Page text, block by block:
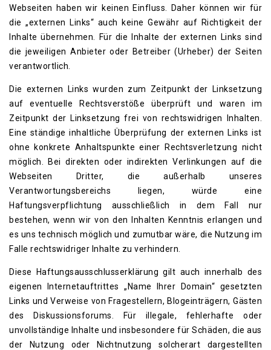
Webseiten haben wir keinen Einfluss. Daher können wir für
die „externen Links“ auch keine Gewähr auf Richtigkeit der
Inhalte übernehmen. Für die Inhalte der externen Links sind
die jeweiligen Anbieter oder Betreiber (Urheber) der Seiten
verantwortlich.
Die externen Links wurden zum Zeitpunkt der Linksetzung
auf eventuelle Rechtsverstöße überprüft und waren im
Zeitpunkt der Linksetzung frei von rechtswidrigen Inhalten.
Eine ständige inhaltliche Überprüfung der externen Links ist
ohne konkrete Anhaltspunkte einer Rechtsverletzung nicht
möglich. Bei direkten oder indirekten Verlinkungen auf die
Webseiten Dritter, die außerhalb unseres
Verantwortungsbereichs liegen, würde eine
Haftungsverpflichtung ausschließlich in dem Fall nur
bestehen, wenn wir von den Inhalten Kenntnis erlangen und
es uns technisch möglich und zumutbar wäre, die Nutzung im
Falle rechtswidriger Inhalte zu verhindern.
Diese Haftungsausschlusserklärung gilt auch innerhalb des
eigenen Internetauftrittes „Name Ihrer Domain“ gesetzten
Links und Verweise von Fragestellern, Blogeinträgern, Gästen
des Diskussionsforums. Für illegale, fehlerhafte oder
unvollständige Inhalte und insbesondere für Schäden, die aus
der Nutzung oder Nichtnutzung solcherart dargestellten